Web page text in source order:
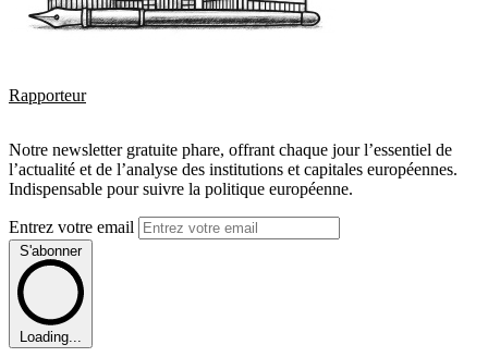
Rapporteur
Notre newsletter gratuite phare, offrant chaque jour l’essentiel de
l’actualité et de l’analyse des institutions et capitales européennes.
Indispensable pour suivre la politique européenne.
Entrez votre email
S'abonner
Loading...